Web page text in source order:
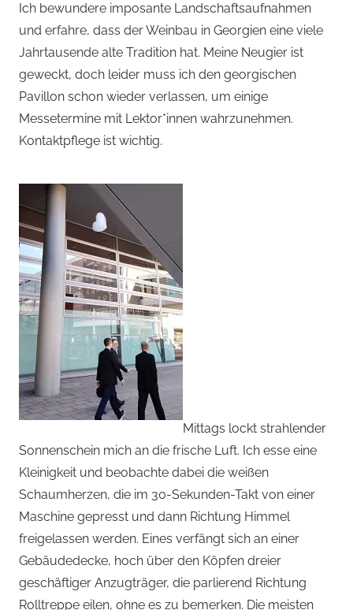
Ich bewundere imposante Landschaftsaufnahmen
und erfahre, dass der Weinbau in Georgien eine viele
Jahrtausende alte Tradition hat. Meine Neugier ist
geweckt, doch leider muss ich den georgischen
Pavillon schon wieder verlassen, um einige
Messetermine mit Lektor*innen wahrzunehmen.
Kontaktpflege ist wichtig.
Mittags lockt strahlender
Sonnenschein mich an die frische Luft. Ich esse eine
Kleinigkeit und beobachte dabei die weißen
Schaumherzen, die im 30-Sekunden-Takt von einer
Maschine gepresst und dann Richtung Himmel
freigelassen werden. Eines verfängt sich an einer
Gebäudedecke, hoch über den Köpfen dreier
geschäftiger Anzugträger, die parlierend Richtung
Rolltreppe eilen, ohne es zu bemerken. Die meisten